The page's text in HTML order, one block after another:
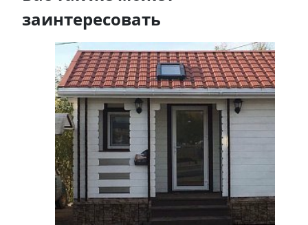
заинтересовать